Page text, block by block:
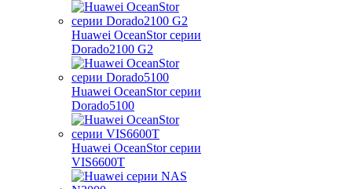
Huawei OceanStor серии
Dorado2100 G2
Huawei OceanStor серии
Dorado5100
Huawei OceanStor серии
VIS6600T